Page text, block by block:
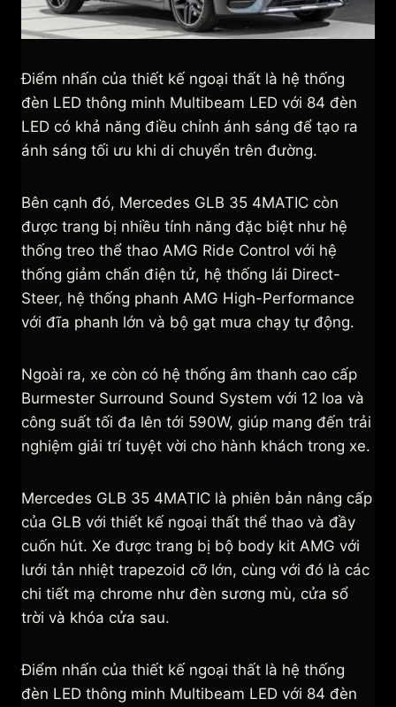
Điểm nhấn của thiết kế ngoại thất là hệ thống
đèn LED thông minh Multibeam LED với 84 đèn
LED có khả năng điều chỉnh ánh sáng để tạo ra
ánh sáng tối ưu khi di chuyển trên đường.
Bên cạnh đó, Mercedes GLB 35 4MATIC còn
được trang bị nhiều tính năng đặc biệt như hệ
thống treo thể thao AMG Ride Control với hệ
thống giảm chấn điện tử, hệ thống lái Direct-
Steer, hệ thống phanh AMG High-Performance
với đĩa phanh lớn và bộ gạt mưa chạy tự động.
Ngoài ra, xe còn có hệ thống âm thanh cao cấp
Burmester Surround Sound System với 12 loa và
công suất tối đa lên tới 590W, giúp mang đến trải
nghiệm giải trí tuyệt vời cho hành khách trong xe.
Mercedes GLB 35 4MATIC là phiên bản nâng cấp
của GLB với thiết kế ngoại thất thể thao và đầy
cuốn hút. Xe được trang bị bộ body kit AMG với
lưới tản nhiệt trapezoid cỡ lớn, cùng với đó là các
chi tiết mạ chrome như đèn sương mù, cửa sổ
trời và khóa cửa sau.
Điểm nhấn của thiết kế ngoại thất là hệ thống
đèn LED thông minh Multibeam LED với 84 đèn